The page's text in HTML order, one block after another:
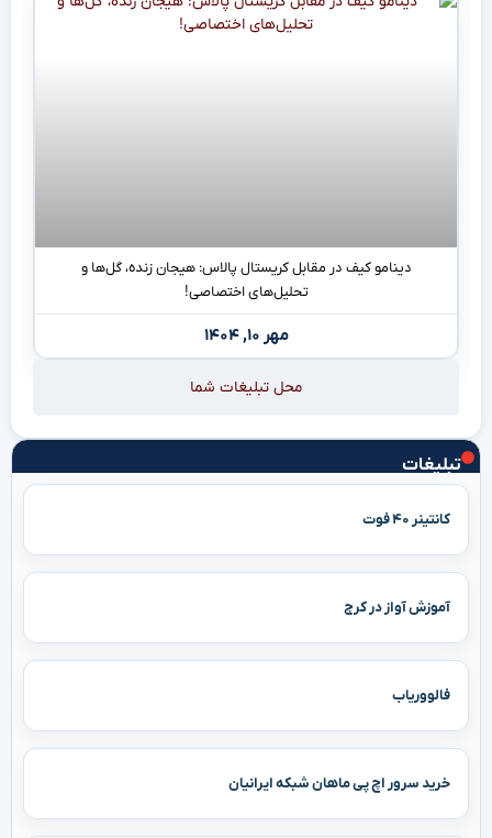
تبلیغات
کانتینر ۴۰ فوت
آموزش آواز در کرج
فالووریاب
خرید سرور اچ پی ماهان شبکه ایرانیان
دینامو کیف در مقابل کریستال پالاس: هیجان زنده، گل‌ها و
تحلیل‌های اختصاصی!
مهر ۱۰, ۱۴۰۴
محل تبلیغات شما